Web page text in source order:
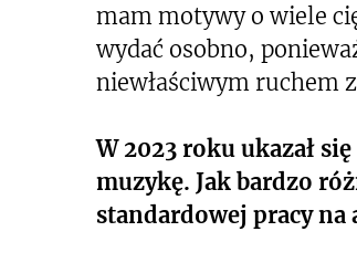
mam motywy o wiele
wydać osobno,
niewłaściwym ruchem
W 2023 roku ukazał
muzykę. Jak bardzo
standardowej pracy na